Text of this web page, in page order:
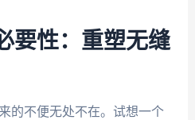
要性：重塑无缝
的不便无处不在。试想一个